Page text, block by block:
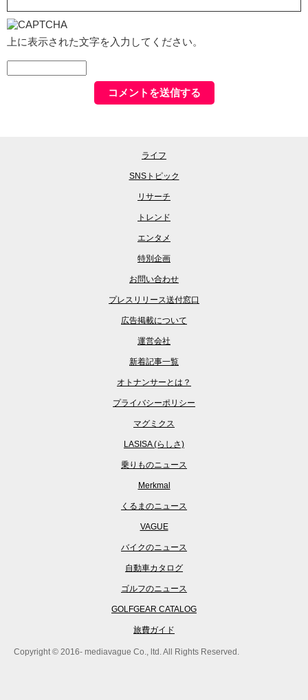
上に表示された文字を入力してください。
ライフ
SNSトピック
リサーチ
トレンド
エンタメ
特別企画
お問い合わせ
プレスリリース送付窓口
広告掲載について
運営会社
新着記事一覧
オトナンサーとは？
プライバシーポリシー
マグミクス
LASISA (らしさ)
乗りものニュース
Merkmal
くるまのニュース
VAGUE
バイクのニュース
自動車カタログ
ゴルフのニュース
GOLFGEAR CATALOG
旅費ガイド
Copyright © 2016- mediavague Co., ltd. All Rights Reserved.